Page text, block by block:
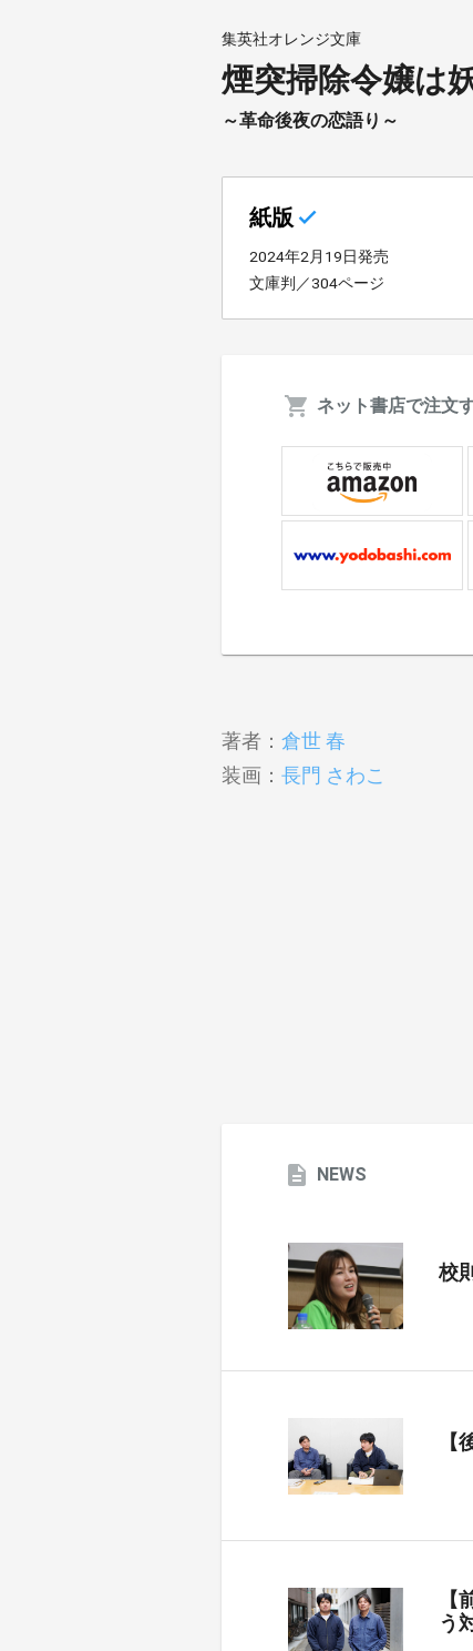
集英社オレンジ文庫
煙突掃除令嬢は
～革命後夜の恋語り～
紙版
2024年2月19日発売
文庫判／304ページ
ネット書店で注文
著者： 倉世 春
装画： 長門 さわこ
NEWS
校
う